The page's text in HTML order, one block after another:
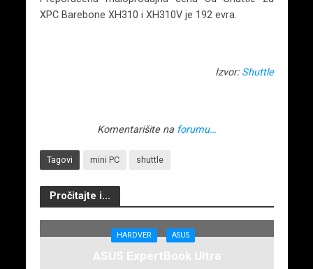
XPC Barebone XH310 i XH310V je 192 evra.
Izvor: Shuttle
Komentarišite na forumu…
Tagovi mini PC shuttle
Pročitajte i...
HARDVER ASUS
ASUS ExpertBook Ultra